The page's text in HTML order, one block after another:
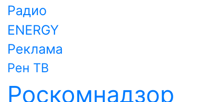
Радио
ENERGY
Реклама
Рен ТВ
Роскомнадзор